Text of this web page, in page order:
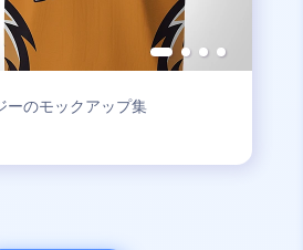
ーのモックアップ集